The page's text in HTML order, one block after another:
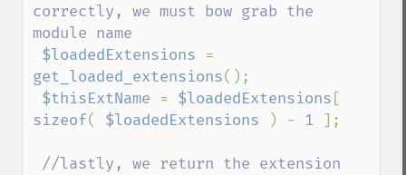
correctly, we must bow grab the
module name
$loadedExtensions
get_loaded_extensions();
$thisExtName = $loadedExtensions
sizeof( $loadedExtensions ) - 1 ];
//lastly, we return the extension